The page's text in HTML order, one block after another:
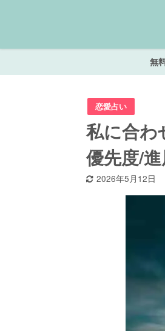
無
恋愛占い
私に合わ
優先度/
2026年5月12日